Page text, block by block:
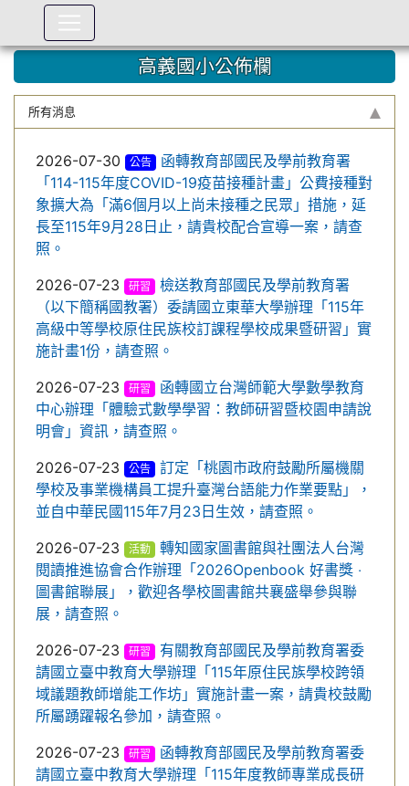
高義國小公佈欄
所有消息
2026-07-30 公告
函轉教育部國民及學前教育署
「114-115年度COVID-19疫苗接種計畫」公費接種對
象擴大為「滿6個月以上尚未接種之民眾」措施，延
長至115年9月28日止，請貴校配合宣導一案，請查
照。
2026-07-23
研習
檢送教育部國民及學前教育署
（以下簡稱國教署）委請國立東華大學辦理「115年
高級中等學校原住民族校訂課程學校成果暨研習」實
施計畫1份，請查照。
2026-07-23
研習
函轉國立台灣師範大學數學教育
中心辦理「體驗式數學學習：教師研習暨校園申請說
明會」資訊，請查照。
2026-07-23
公告
訂定「桃園市政府鼓勵所屬機關
學校及事業機構員工提升臺灣台語能力作業要點」，
並自中華民國115年7月23日生效，請查照。
2026-07-23
活動
轉知國家圖書館與社團法人台灣
閱讀推進協會合作辦理「2026Openbook 好書獎 ‧
圖書館聯展」，歡迎各學校圖書館共襄盛舉參與聯
展，請查照。
2026-07-23
研習
有關教育部國民及學前教育署委
請國立臺中教育大學辦理「115年原住民族學校跨領
域議題教師增能工作坊」實施計畫一案，請貴校鼓勵
所屬踴躍報名參加，請查照。
2026-07-23
研習
函轉教育部國民及學前教育署委
請國立臺中教育大學辦理「115年度教師專業成長研